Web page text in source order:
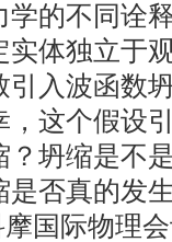
的不同诠
体独立于
引入波函数
这个假设
坍缩是不
是否真的发
国际物理